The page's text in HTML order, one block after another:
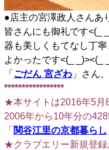
●店主の宮澤政人さんあ
皆さんにも御礼です<(_
器も美しくもてなし丁
よかったです<(_
「 ごだん 宮ざわ」さん
*****************
★本サイトは2016年5月
2006年から10年分の
「 関谷江里の京都暮らし
★クラブエリー新規登録